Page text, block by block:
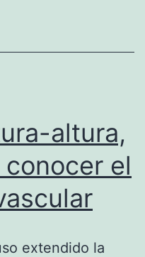
altura,
el
extendido la